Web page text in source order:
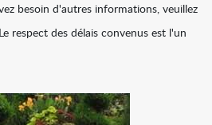
besoin d'autres informations, veuillez
respect des délais convenus est l'un